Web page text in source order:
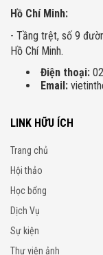
Hồ Chí Minh:
- Tầng trệt, số 9
Hồ Chí Minh.
Điện thoại:
Email:
LINK HỮU ÍCH
Trang chủ
Hội thảo
Học bổng
Dịch Vụ
Sự kiện
Thư viện ảnh